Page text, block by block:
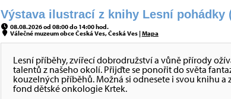
Výstava ilustrací z knihy Lesní pohádky
08.08.2026 od 08:00 do 14:00 hod.
Válečné muzeum obce Česká Ves, Česká Ves |Mapa
Lesní příběhy, zvířecí dobrodružství a vůně přírody
talentů z našeho okolí. Přijďte se ponořit do světa
kouzelných příběhů. Možná si odnesete i svou knihu
fond dětské onkologie Krtek.